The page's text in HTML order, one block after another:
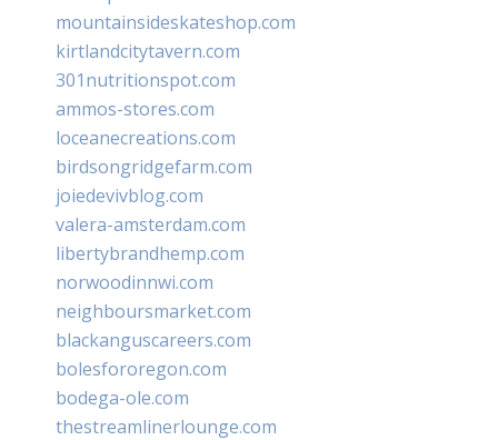
mountainsideskateshop.com
kirtlandcitytavern.com
301nutritionspot.com
ammos-stores.com
loceanecreations.com
birdsongridgefarm.com
joiedevivblog.com
valera-amsterdam.com
libertybrandhemp.com
norwoodinnwi.com
neighboursmarket.com
blackanguscareers.com
bolesfororegon.com
bodega-ole.com
thestreamlinerlounge.com